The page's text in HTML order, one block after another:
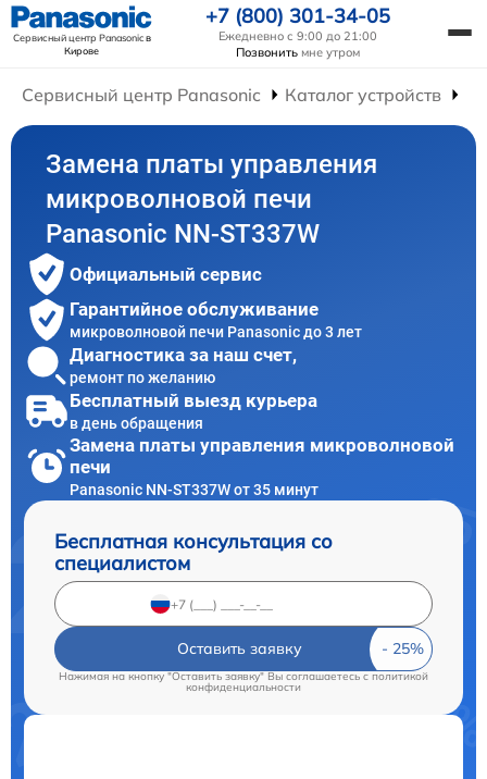
Сервисный центр Panasonicв
Кирове
+7 (800) 301-34-05
Ежедневно с 9:00 до 21:00
Позвонить мне утром
Сервисный центр Panasonic Каталог устройств
Замена платы управления
микроволновой печи
Panasonic NN-ST337W
Официальный сервис
Гарантийное обслуживание
микроволновой печи Panasonic до 3 лет
Диагностика за наш счет,
ремонт по желанию
Бесплатный выезд курьера
в день обращения
Замена платы управления микроволновой
печи
Panasonic NN-ST337W от 35 минут
Бесплатная консультация со
специалистом
Оставить заявку
Нажимая на кнопку "Оставить заявку" Вы соглашаетесь cполитикой
конфиденциальности